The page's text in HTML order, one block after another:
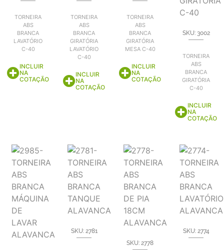
TORNEIRA
ABS
BRANCA
LAVATÓRIO
C-40
INCLUIR
NA
COTAÇÃO
TORNEIRA
ABS
BRANCA
GIRATÓRIA
LAVATÓRIO
C-40
INCLUIR
NA
COTAÇÃO
TORNEIRA
ABS
BRANCA
GIRATÓRIA
MESA C-40
INCLUIR
NA
COTAÇÃO
SKU: 3002
TORNEIRA
ABS
BRANCA
GIRATÓRIA
C-40
INCLUIR
NA
COTAÇÃO
SKU: 2781
SKU: 2778
SKU: 2774